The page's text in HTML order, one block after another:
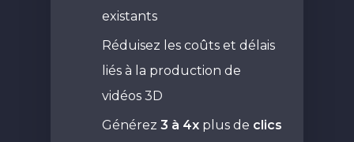
existants
Réduisez les coûts et délais
liés à la production de
vidéos 3D
Générez 3 à 4x plus de clics